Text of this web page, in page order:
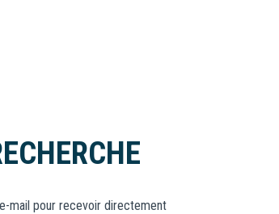
mail pour recevoir directement